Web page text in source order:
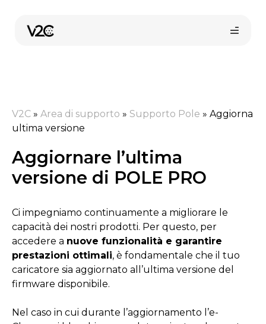
contenuto
Shop online
Trova il tuo installatore
V2C » Area di supporto » Supporto Pole » Aggiorna
ultima versione
Aggiornare l’ultima
versione di POLE PRO
Ci impegniamo continuamente a migliorare le
capacità dei nostri prodotti. Per questo, per
accedere a nuove funzionalità e garantire
prestazioni ottimali, è fondamentale che il tuo
caricatore sia aggiornato all’ultima versione del
firmware disponibile.
Nel caso in cui durante l’aggiornamento l’e-